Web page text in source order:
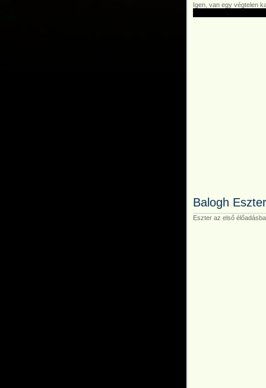
Igen, van egy végtelen
Balogh
Eszter az első